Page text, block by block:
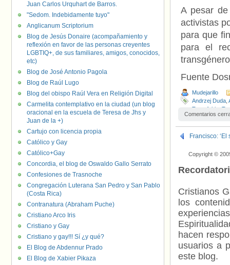
A pesar
activistas
para que
para el
Fuente
Mudejarillo
Andrzej Duda
Transfobia
Comentarios
Francisco:
Copyright ©
Cristianos
los
hacen
usuarios a
este blog.
Juan Carlos Urquhart de Barros.
"Sedom. Indebidamente tuyo"
Anglicanum Scriptorium
Blog de Jesús Donaire (acompañamiento y
reflexión en favor de las personas creyentes
LGBTIQ+, de sus familiares, amigos, conocidos,
etc)
Blog de José Antonio Pagola
Blog de Raúl Lugo
Blog del obispo Raúl Vera en Religión Digital
Carmelita contemplativo en la ciudad (un blog
oracional en la escuela de Teresa de Jhs y
Juan de la +)
Cartujo con licencia propia
Católico y Gay
Católico+Gay
Concordia, el blog de Oswaldo Gallo Serrato
Confesiones de Trasnoche
Congregación Luterana San Pedro y San Pablo
(Costa Rica)
Contranatura (Abraham Puche)
Cristiano Arco Iris
Cristiano y Gay
Cristiano y gay!!! Sí ¿y qué?
El Blog de Abdennur Prado
El Blog de Xabier Pikaza